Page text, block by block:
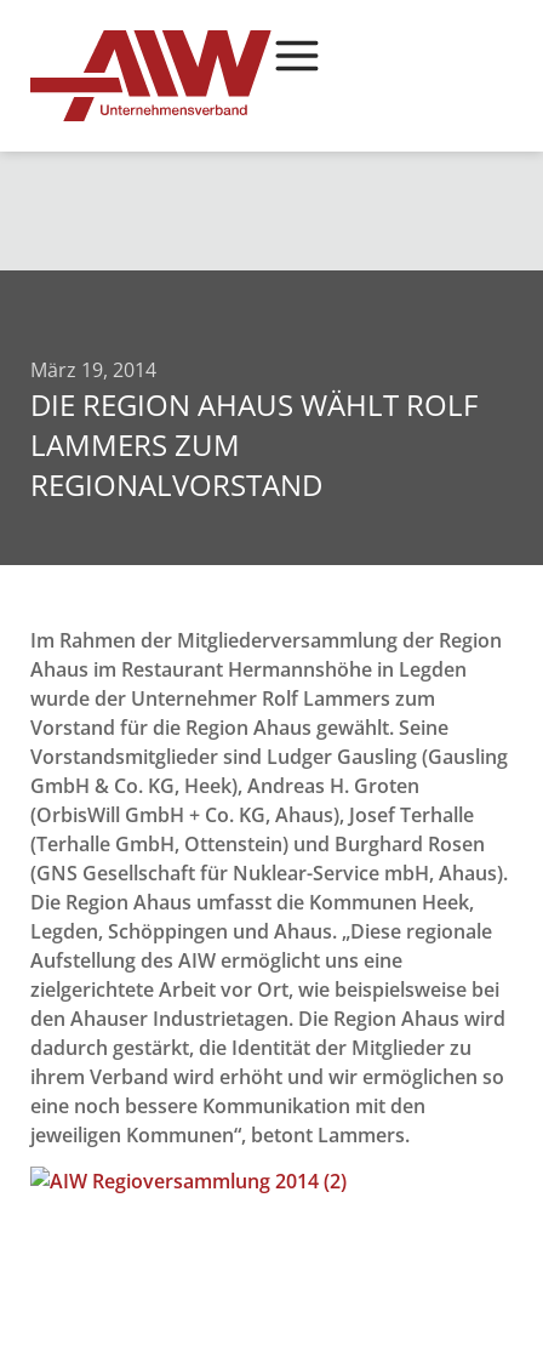
März 19, 2014
DIE REGION AHAUS WÄHLT ROLF
LAMMERS ZUM
REGIONALVORSTAND
Im Rahmen der Mitgliederversammlung der Region
Ahaus im Restaurant Hermannshöhe in Legden
wurde der Unternehmer Rolf Lammers zum
Vorstand für die Region Ahaus gewählt. Seine
Vorstandsmitglieder sind Ludger Gausling (Gausling
GmbH & Co. KG, Heek), Andreas H. Groten
(OrbisWill GmbH + Co. KG, Ahaus), Josef Terhalle
(Terhalle GmbH, Ottenstein) und Burghard Rosen
(GNS Gesellschaft für Nuklear-Service mbH, Ahaus).
Die Region Ahaus umfasst die Kommunen Heek,
Legden, Schöppingen und Ahaus. „Diese regionale
Aufstellung des AIW ermöglicht uns eine
zielgerichtete Arbeit vor Ort, wie beispielsweise bei
den Ahauser Industrietagen. Die Region Ahaus wird
dadurch gestärkt, die Identität der Mitglieder zu
ihrem Verband wird erhöht und wir ermöglichen so
eine noch bessere Kommunikation mit den
jeweiligen Kommunen“, betont Lammers.